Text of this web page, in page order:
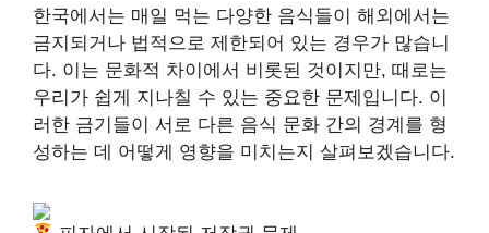
한국에서는 매일 먹는 다양한 음식들이 해외에서는
금지되거나 법적으로 제한되어 있는 경우가 많습니
다. 이는 문화적 차이에서 비롯된 것이지만, 때로는
우리가 쉽게 지나칠 수 있는 중요한 문제입니다. 이
러한 금기들이 서로 다른 음식 문화 간의 경계를 형
성하는 데 어떻게 영향을 미치는지 살펴보겠습니다.